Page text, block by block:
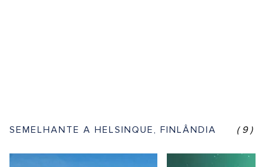
SEMELHANTE A HELSINQUE, FINLÂNDIA (9)